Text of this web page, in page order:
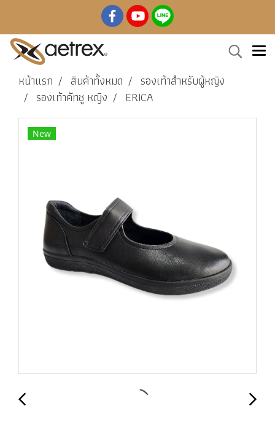
หน้าแรก สินค้าทั้งหมด
รองเท้าสำหรับผู้หญิง
รองเท้าคัทชู หญิง
ERICA
New